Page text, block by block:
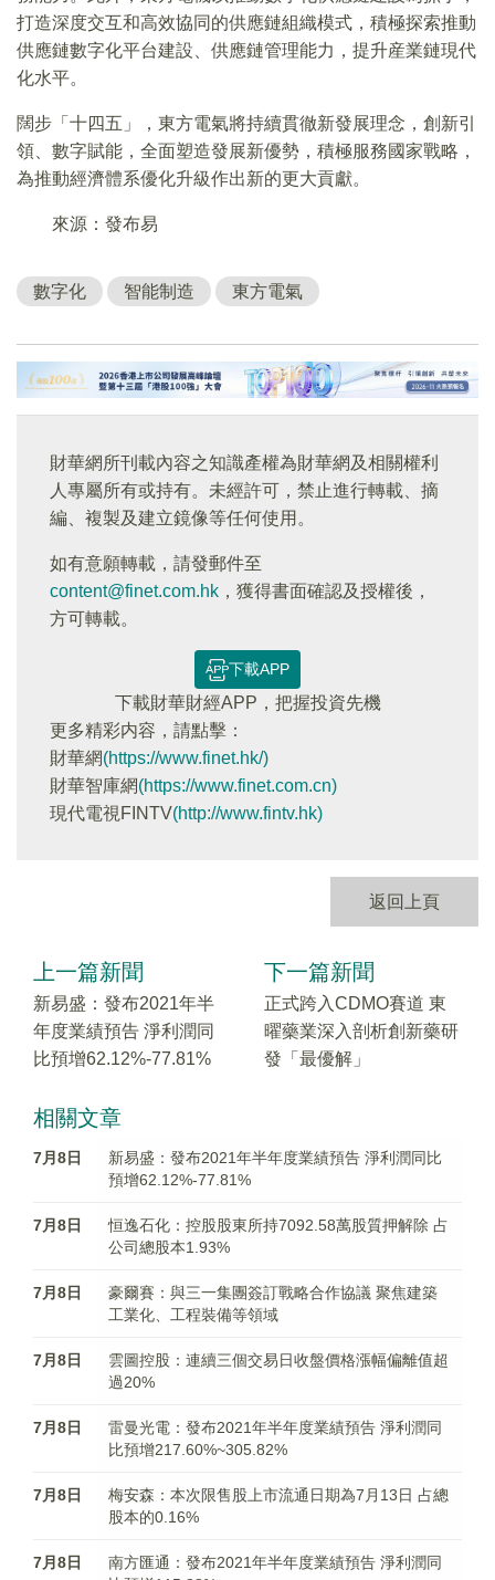
打造深度交互和高效協同的供應鏈組織模式，積極探索推動
供應鏈數字化平台建設、供應鏈管理能力，提升産業鏈現代
化水平。
闊步「十四五」，東方電氣將持續貫徹新發展理念，創新引
領、數字賦能，全面塑造發展新優勢，積極服務國家戰略，
為推動經濟體系優化升級作出新的更大貢獻。
來源：發布易
數字化 智能制造 東方電氣
財華網所刊載內容之知識產權為財華網及相關權利
人專屬所有或持有。未經許可，禁止進行轉載、摘
編、複製及建立鏡像等任何使用。
如有意願轉載，請發郵件至
content@finet.com.hk ，獲得書面確認及授權後，
方可轉載。
下載APP
下載財華財經APP，把握投資先機
更多精彩内容，請點擊：
財華網(https://www.finet.hk/)
財華智庫網(https://www.finet.com.cn)
現代電視FINTV(http://www.fintv.hk)
返回上頁
上一篇新聞
新易盛：發布2021年半
年度業績預告 淨利潤同
比預增62.12%-77.81%
下一篇新聞
正式跨入CDMO賽道 東
曜藥業深入剖析創新藥研
發「最優解」
相關文章
7月8日
新易盛：發布2021年半年度業績預告 淨利潤同比
預增62.12%-77.81%
7月8日
恒逸石化：控股股東所持7092.58萬股質押解除 占
公司總股本1.93%
7月8日
豪爾賽：與三一集團簽訂戰略合作協議 聚焦建築
工業化、工程裝備等領域
7月8日
雲圖控股：連續三個交易日收盤價格漲幅偏離值超
過20%
7月8日
雷曼光電：發布2021年半年度業績預告 淨利潤同
比預增217.60%~305.82%
7月8日
梅安森：本次限售股上市流通日期為7月13日 占總
股本的0.16%
7月8日
南方匯通：發布2021年半年度業績預告 淨利潤同